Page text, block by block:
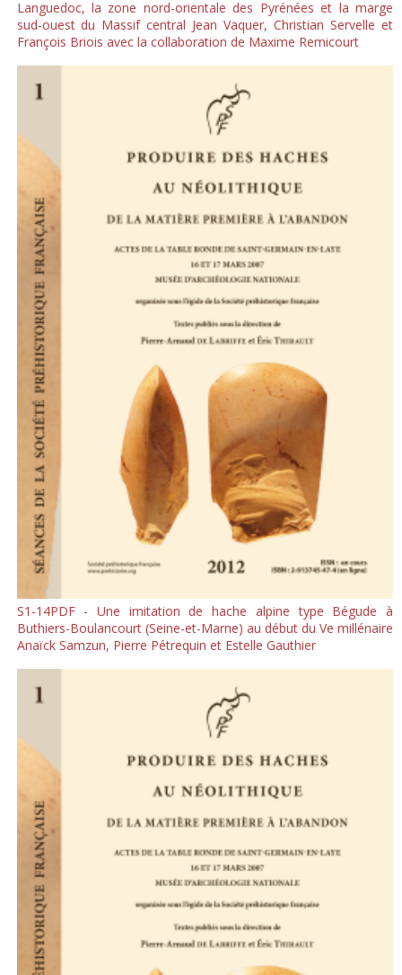
Languedoc, la zone nord-orientale des Pyrénées et la marge
sud-ouest du Massif central Jean Vaquer, Christian Servelle et
François Briois avec la collaboration de Maxime Remicourt
S1-14PDF - Une imitation de hache alpine type Bégude à
Buthiers-Boulancourt (Seine-et-Marne) au début du Ve millénaire
Anaïck Samzun, Pierre Pétrequin et Estelle Gauthier